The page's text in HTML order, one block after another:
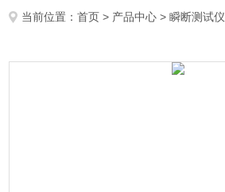
当前位置：首页 > 产品中心 >瞬断测试仪